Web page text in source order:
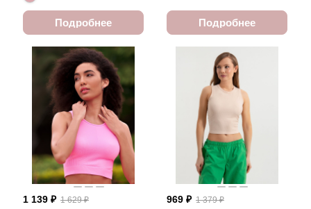
Подробнее Подробнее
1 139 ₽ 1 629 ₽
969 ₽ 1 379 ₽